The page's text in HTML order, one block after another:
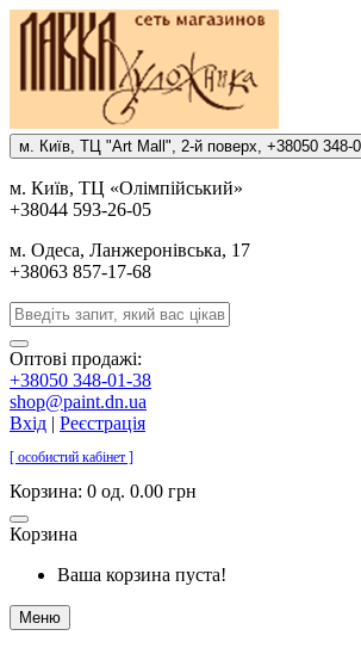
м. Киïв, ТЦ "Art Mall", 2-й поверх, +38050 348-
м. Киïв, ТЦ «Олiмпiйський»
+38044 593-26-05
м. Одеса, Ланжеронiвська, 17
+38063 857-17-68
Оптові продажі:
+38050 348-01-38
shop@paint.dn.ua
Вхід | Реєстрація
[ особистий кабінет ]
Корзина: 0 од. 0.00 грн
Корзина
Ваша корзина пуста!
Меню